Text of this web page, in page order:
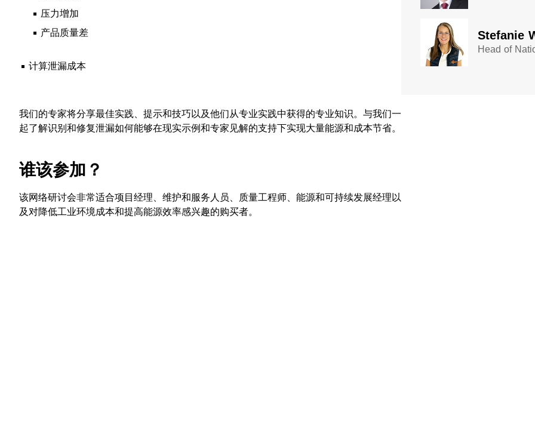
压力增加
产品质量差
计算泄漏成本
我们的专家将分享最佳实践、提示和技巧以及他们从专业实践中获得的专业知识。与我们一
起了解识别和修复泄漏如何能够在现实示例和专家见解的支持下实现大量能源和成本节省。
谁该参加？
​​该网络研讨会非常适合项目经理、维护和服务人员、质量工程师、能源和可持续发展经理以
及对降低工业环境成本和提高能源效率感兴趣的购买者。
Stefanie
Head of